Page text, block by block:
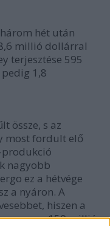
három hét után
millió dollárral
terjesztése 595
1,8
össze, s az
most fordult elő
produkció
nagyobb
ez a hétvége
a nyáron. A
hiszen a
meg a 150 millió